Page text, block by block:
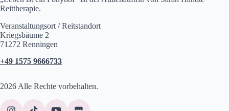
Reittherapie.
Veranstaltungsort / Reitstandort
Kriegsbäume 2
71272 Renningen
+49 1575 9666733
2026 Alle Rechte vorbehalten.